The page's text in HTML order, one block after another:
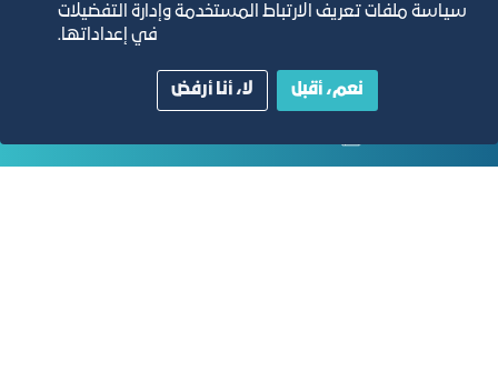
التقارير السنوية
الفرص والأفكار الاستثمارية
سياسة ملفات تعريف الارتباط المستخدمة وإدارة التفضيلات
في إعداداتها.
نعم، أقبل لا، أنا أرفض